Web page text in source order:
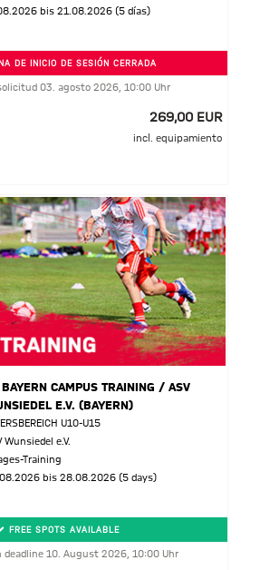
bis 21.08.2026 (5 días)
DE INICIO DE SESIÓN CERRADA
03. agosto 2026, 10:00 Uhr
269,00 EUR
incl. equipamiento
CAMPUS TRAINING / ASV
E.V. (BAYERN)
U10-U15
Wunsiedel e.V.
Training
bis 28.08.2026 (5 days)
FREE SPOTS AVAILABLE
10. August 2026, 10:00 Uhr